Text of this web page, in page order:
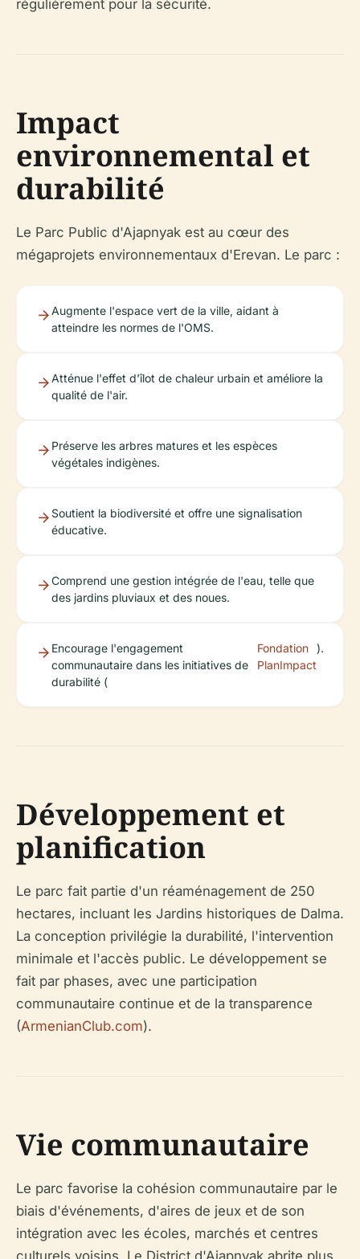
régulièrement pour la sécurité.
Impact
environnemental et
durabilité
Le Parc Public d'Ajapnyak est au cœur des
mégaprojets environnementaux d'Erevan. Le parc :
Augmente l'espace vert de la ville, aidant à
atteindre les normes de l'OMS.
Atténue l'effet d'îlot de chaleur urbain et améliore la
qualité de l'air.
Préserve les arbres matures et les espèces
végétales indigènes.
Soutient la biodiversité et offre une signalisation
éducative.
Comprend une gestion intégrée de l'eau, telle que
des jardins pluviaux et des noues.
Encourage l'engagement
communautaire dans les initiatives de
durabilité (
Fondation
PlanImpact
).
Développement et
planification
Le parc fait partie d'un réaménagement de 250
hectares, incluant les Jardins historiques de Dalma.
La conception privilégie la durabilité, l'intervention
minimale et l'accès public. Le développement se
fait par phases, avec une participation
communautaire continue et de la transparence
(ArmenianClub.com).
Vie communautaire
Le parc favorise la cohésion communautaire par le
biais d'événements, d'aires de jeux et de son
intégration avec les écoles, marchés et centres
culturels voisins. Le District d'Ajapnyak abrite plus